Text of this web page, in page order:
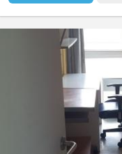
1 kot disponible
Biereau, proche
Tennis club,
battant, sol linoleum.